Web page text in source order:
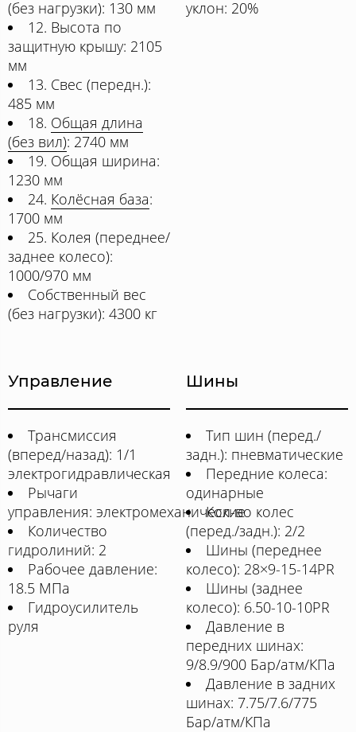
(без нагрузки): 130 мм
12. Высота по
защитную крышу: 2105
мм
13. Свес (передн.):
485 мм
18. Общая длина
(без вил): 2740 мм
19. Общая ширина:
1230 мм
24. Колёсная база:
1700 мм
25. Колея (переднее/
заднее колесо):
1000/970 мм
Собственный вес
(без нагрузки): 4300 кг
уклон: 20%
Управление
Трансмиссия
(вперед/назад): 1/1
электрогидравлическая
Рычаги
управления: электромеханические
Количество
гидролиний: 2
Рабочее давление:
18.5 МПа
Гидроусилитель
руля
Шины
Тип шин (перед./
задн.): пневматические
Передние колеса:
одинарные
Кол-во колес
(перед./задн.): 2/2
Шины (переднее
колесо): 28×9-15-14PR
Шины (заднее
колесо): 6.50-10-10PR
Давление в
передних шинах:
9/8.9/900 Бар/атм/КПа
Давление в задних
шинах: 7.75/7.6/775
Бар/атм/КПа